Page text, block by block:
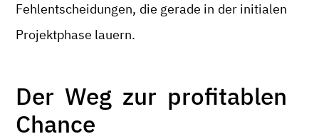
Fehlentscheidungen, die gerade in der initialen
Projektphase lauern.
Der Weg zur profitablen
Chance